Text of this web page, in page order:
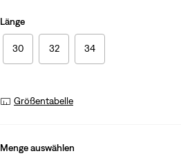
Länge
30 32 34
Größentabelle
Menge auswählen